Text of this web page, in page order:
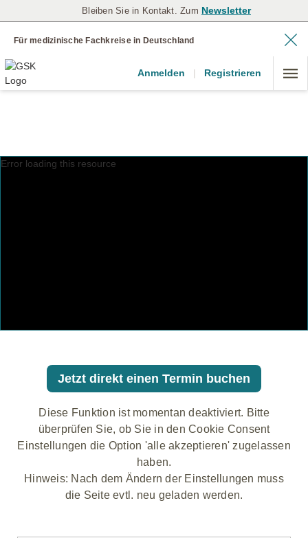
Bleiben Sie in Kontakt. Zum Newsletter
Für medizinische Fachkreise in Deutschland
Anmelden | Registrieren
Error loading this resource
Jetzt direkt einen Termin buchen
Diese Funktion ist momentan deaktiviert. Bitte
überprüfen Sie, ob Sie in den Cookie Consent
Einstellungen die Option 'alle akzeptieren' zugelassen
haben.
Hinweis: Nach dem Ändern der Einstellungen muss
die Seite evtl. neu geladen werden.